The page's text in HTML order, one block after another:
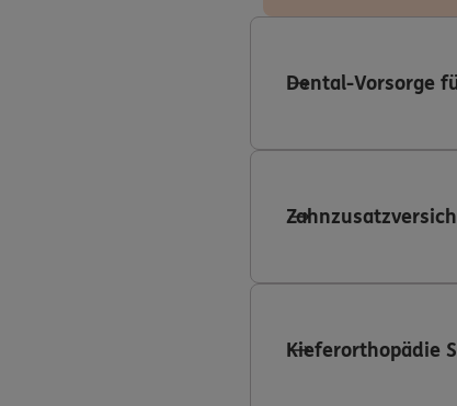
Dental-Vorsorge
Kieferorthopädie